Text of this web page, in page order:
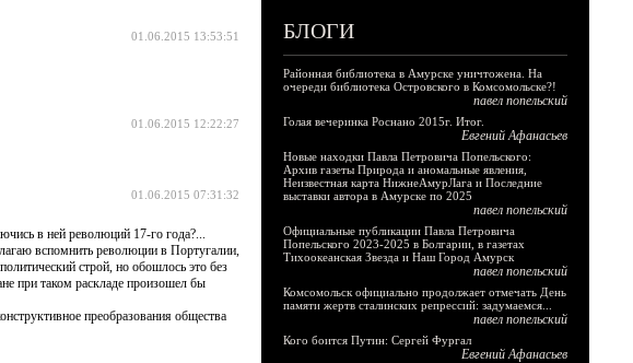
01.06.2015 13:53:51
01.06.2015 12:22:27
01.06.2015 07:31:32
в ней революций 17-го года?...
вспомнить революции в Португалии,
строй, но обошлось это без
при таком раскладе произошел бы
преобразования общества
БЛОГИ
Районная библиотека в Амурске уничтожена. На
очереди библиотека Островского в Комсомольске?!
павел попельский
Голая вечеринка Роснано 2015г. Итог.
Евгений Афанасьев
Новые находки Павла Петровича Попельского:
Архив газеты Природа и аномальные явления,
Неизвестная карта НижнеАмурЛага и Последние
выставки автора в Амурске по 2025
павел попельский
Официальные публикации Павла Петровича
Попельского 2023-2025 в Болгарии, в газетах
Тихоокеанская Звезда и Наш Город Амурск
павел попельский
Комсомольск официально продолжает отмечать День
памяти жертв сталинских репрессий: задумаемся...
павел попельский
Кого боится Путин: Сергей Фургал
Евгений Афанасьев